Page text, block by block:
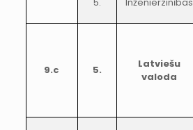
9.c 5.
Latviešu
valoda